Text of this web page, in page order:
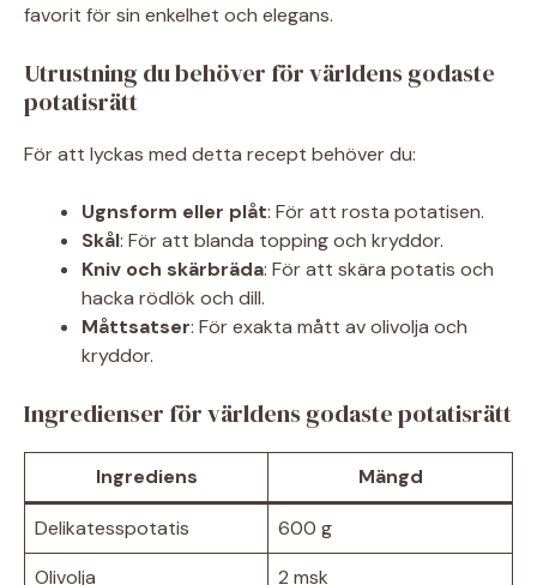
favorit för sin enkelhet och elegans.
Utrustning du behöver för världens godaste
potatisrätt
För att lyckas med detta recept behöver du:
Ugnsform eller plåt: För att rosta potatisen.
Skål: För att blanda topping och kryddor.
Kniv och skärbräda: För att skära potatis och
hacka rödlök och dill.
Måttsatser: För exakta mått av olivolja och
kryddor.
Ingredienser för världens godaste potatisrätt
Ingrediens Mängd
Delikatesspotatis
600 g
Olivolja
2 msk